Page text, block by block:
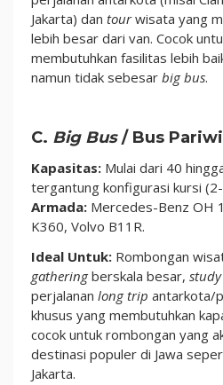
Jakarta) dan tourwisata yang
lebih besar dari van. Cocok
membutuhkan fasilitas lebih
namun tidak sebesar big bus.
C. Big Bus/ Bus
Kapasitas: Mulai dari 40
tergantung konfigurasi kursi
Armada: Mercedes-Benz OH
K360, Volvo B11R.
Ideal Untuk: Rombongan
gatheringberskala besar,
perjalanan long trip antarkota/
khusus yang membutuhkan
cocok untuk rombongan yang
destinasi populer di Jawa
Jakarta.